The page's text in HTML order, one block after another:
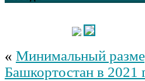
« Минимальный
Башкортостан в 2021